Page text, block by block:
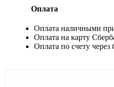
Оплата
Оплата наличными
Оплата на карту
Оплата по счету